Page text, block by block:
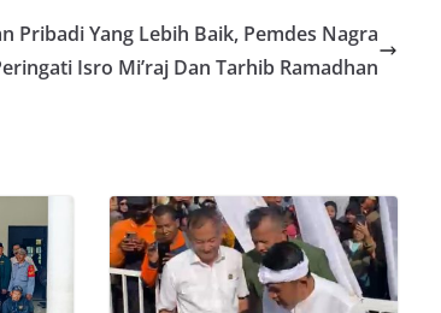
Pribadi Yang Lebih Baik, Pemdes Nagra
Isro Mi’raj Dan Tarhib Ramadhan